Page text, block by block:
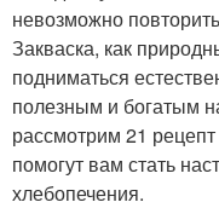
невозможно
Закваска, как
подниматься
полезным и богатым
рассмотрим 21
помогут вам стать
хлебопечения.